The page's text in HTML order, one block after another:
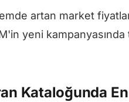
artan market
yeni
Kataloğunda